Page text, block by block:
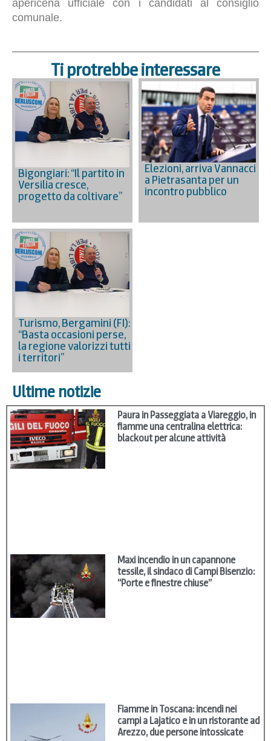
apericena ufficiale con i candidati al consiglio
comunale.
Ti protrebbe interessare
Bigongiari: “Il partito in
Versilia cresce,
progetto da coltivare”
Elezioni, arriva Vannacci
a Pietrasanta per un
incontro pubblico
Turismo, Bergamini (FI):
“Basta occasioni perse,
la regione valorizzi tutti
i territori”
Ultime notizie
Paura in Passeggiata a Viareggio, in
fiamme una centralina elettrica:
blackout per alcune attività
Maxi incendio in un capannone
tessile, il sindaco di Campi Bisenzio:
“Porte e finestre chiuse”
Fiamme in Toscana: incendi nei
campi a Lajatico e in un ristorante ad
Arezzo, due persone intossicate